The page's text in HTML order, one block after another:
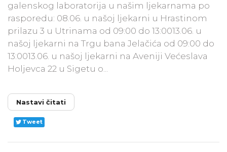
galenskog laboratorija u našim ljekarnama po
rasporedu: 08.06. u našoj ljekarni u Hrastinom
prilazu 3 u Utrinama od 09:00 do 13:0013.06. u
našoj ljekarni na Trgu bana Jelačića od 09:00 do
13:0013.06. u našoj ljekarni na Aveniji Većeslava
Holjevca 22 u Sigetu o...
Nastavi čitati
Tweet